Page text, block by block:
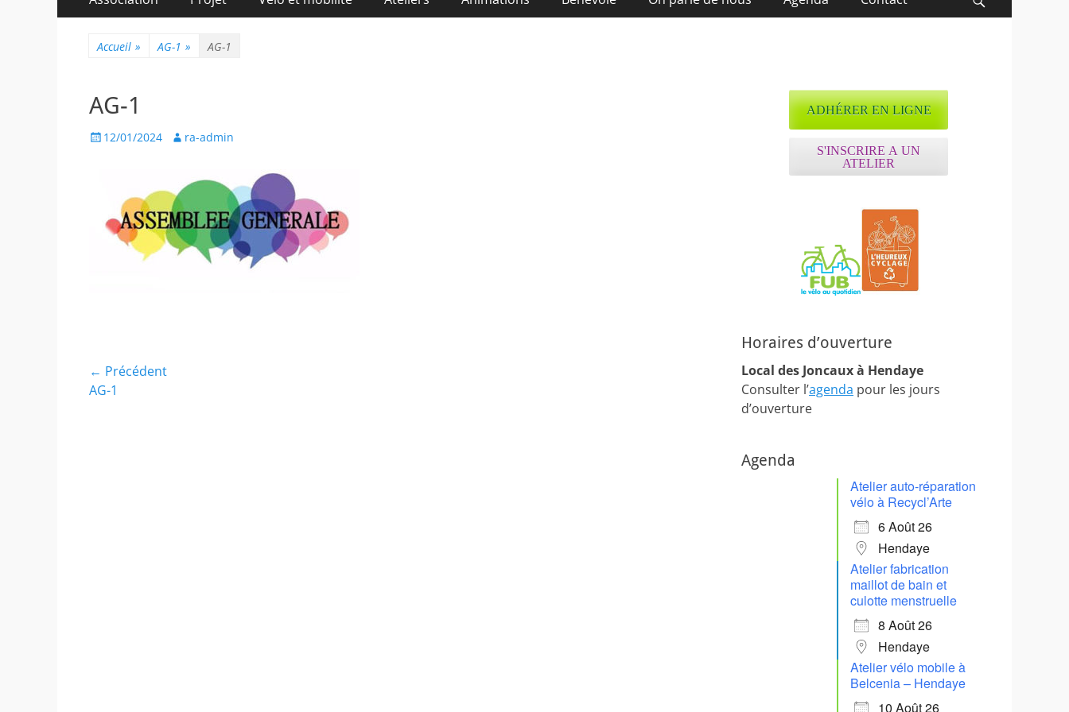
principal
Accueil » AG-1 » AG-1
AG-1
Posted
12/01/2024 Author
ra-admin
Navigation
de
← Précédent
Article
AG-1
ADHÉRER EN LIGNE
S'INSCRIRE A UN
ATELIER
Horaires d’ouverture
Local des Joncaux à Hendaye
Consulter l’agenda pour les jours
d’ouverture
Agenda
Atelier auto-réparation
vélo à Recycl’Arte
6 Août 26
Hendaye
Atelier fabrication
maillot de bain et
culotte menstruelle
8 Août 26
Hendaye
Atelier vélo mobile à
Belcenia – Hendaye
10 Août 26